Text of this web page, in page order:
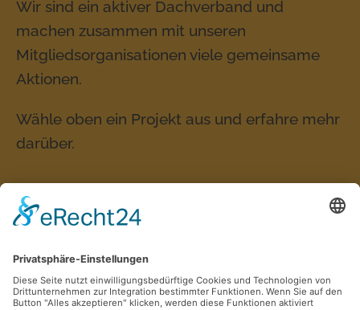
Wir sind ein aktiver Dachverband und
machen zusammen mit unseren
Mitgliedsorganisationen viele gemeinsame
Aktionen.
Wähle oben ein Projekt aus und erfahre mehr
darüber.